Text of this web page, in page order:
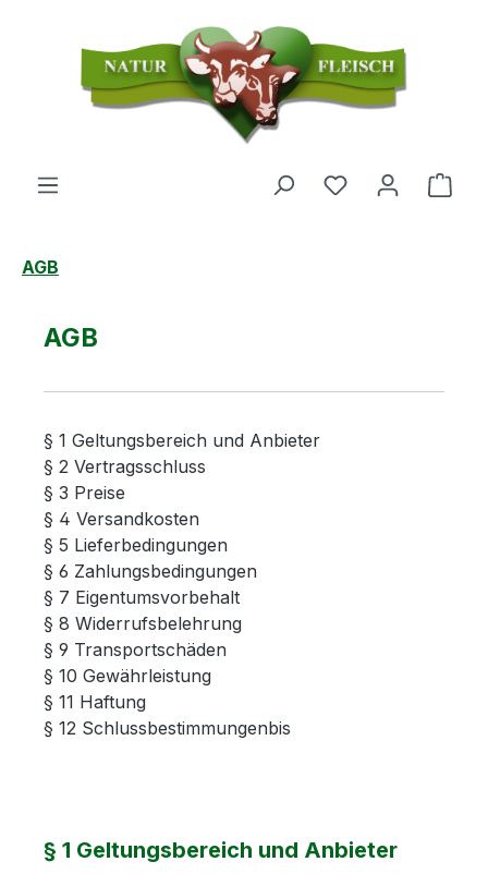
Zum Hauptinhalt springen
Du hast 0
AGB
AGB
§ 1 Geltungsbereich und Anbieter
§ 2 Vertragsschluss
§ 3 Preise
§ 4 Versandkosten
§ 5 Lieferbedingungen
§ 6 Zahlungsbedingungen
§ 7 Eigentumsvorbehalt
§ 8 Widerrufsbelehrung
§ 9 Transportschäden
§ 10 Gewährleistung
§ 11 Haftung
§ 12 Schlussbestimmungenbis
§ 1 Geltungsbereich und Anbieter